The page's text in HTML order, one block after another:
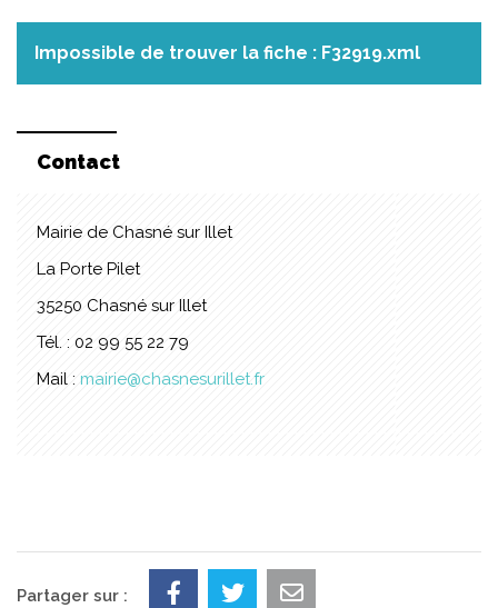
Impossible de trouver la fiche : F32919.xml
Contact
Mairie de Chasné sur Illet
La Porte Pilet
35250 Chasné sur Illet
Tél. : 02 99 55 22 79
Mail : mairie@chasnesurillet.fr
Partager sur :